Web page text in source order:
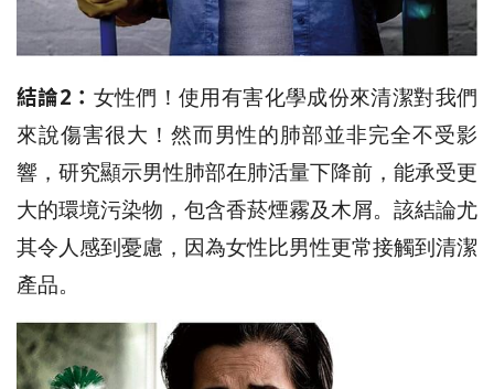
結論2： 女性們！使用有害化學成份來清潔對我們
來說傷害很大！然而男性的肺部並非完全不受影
響，研究顯示男性肺部在肺活量下降前，能承受更
大的環境污染物，包含香菸煙霧及木屑。該結論尤
其令人感到憂慮，因為女性比男性更常接觸到清潔
產品。